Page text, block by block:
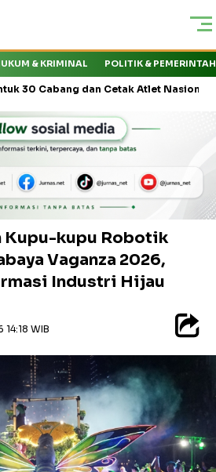
& KRIMINAL POLITIK &
dan Cetak Atlet Nasional Kapal
Kupu-kupu Robotik
Vaganza 2026,
Industri Hijau
14:18 WIB